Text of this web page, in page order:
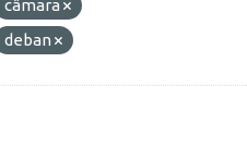
câmara
deban